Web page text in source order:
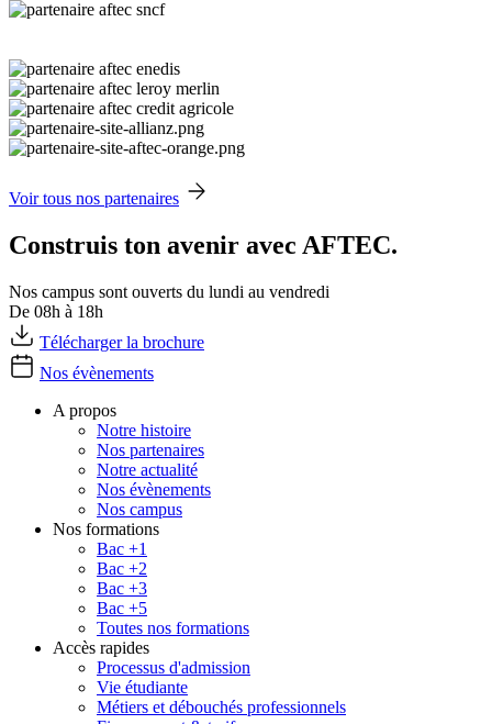
Voir tous nos partenaires
Construis ton avenir avec AFTEC.
Nos campus sont ouverts du lundi au vendredi
De 08h à 18h
Télécharger la brochure
Nos évènements
A propos
Notre histoire
Nos partenaires
Notre actualité
Nos évènements
Nos campus
Nos formations
Bac +1
Bac +2
Bac +3
Bac +5
Toutes nos formations
Accès rapides
Processus d'admission
Vie étudiante
Métiers et débouchés professionnels